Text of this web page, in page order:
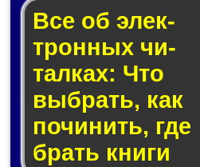
Все об элек­
трон­ных чи­
тал­ках: Что
выб­рать, как
по­чи­нить, где
брать кни­ги